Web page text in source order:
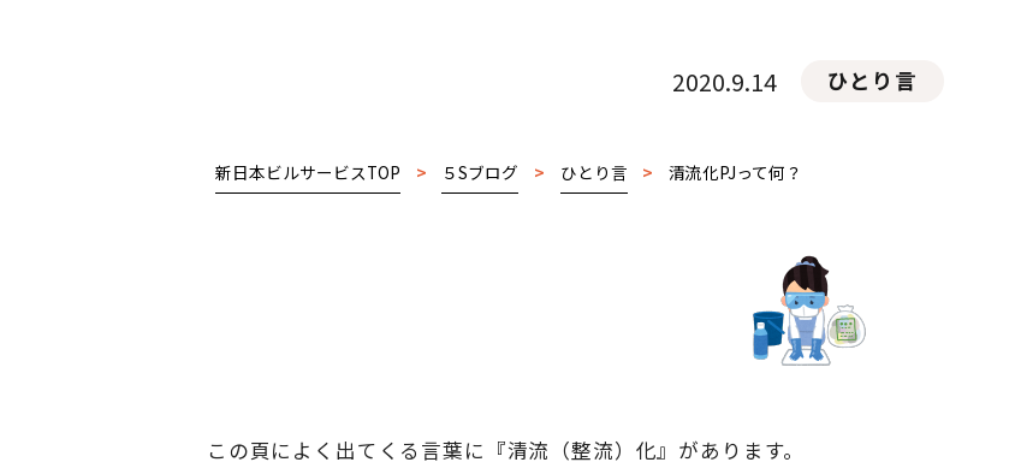
2020.9.14 ひとり言
新日本ビルサービスTOP > ５Sブログ > ひとり言 > 清流化PJって何？
この頁によく出てくる言葉に『清流（整流）化』があります。